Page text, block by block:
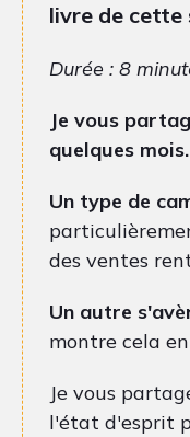
livre de cette
Durée : 8
Je vous
quelques mois.
Un type de
des ventes
Un autre
montre cela
Je vous
l'état d'esprit